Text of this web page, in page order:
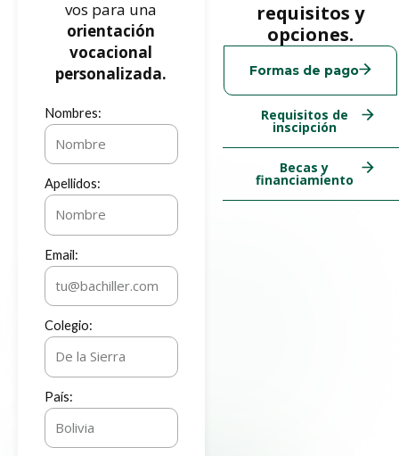
vos para una
orientación
vocacional
personalizada.
Nombres:
Apellidos:
Email:
Colegio:
País:
requisitos y
opciones.
Formas de pago
Requisitos de
inscipción
Becas y
financiamiento